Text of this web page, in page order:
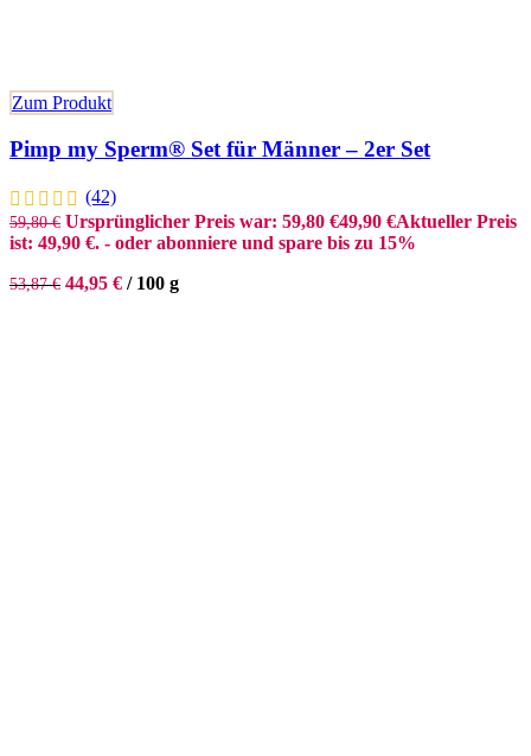
Zum Produkt
Pimp my Sperm® Set für Männer – 2er Set
(42)
59,80€ Ursprünglicher Preis war: 59,80 €49,90 €Aktueller Preis
ist: 49,90 €. - oder abonniere und spare bis zu 15%
53,87€ 44,95 € / 100 g